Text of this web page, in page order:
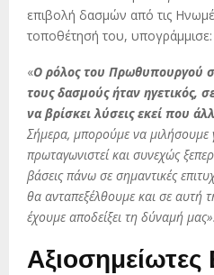
επιβολή δασμών από τις
τοποθέτησή του, υπογράμμισε:
«Ο ρόλος του Πρωθυπουργού
τους δασμούς ήταν ηγετικός,
να βρίσκει λύσεις εκεί που
Σήμερα, μπορούμε να μιλήσουμε
πρωταγωνιστεί και συνεχώς
βάσεις πάνω σε σημαντικές
θα ανταπεξέλθουμε και σε αυτή
έχουμε αποδείξει τη δύναμή μας».
Αξιοσημείωτες